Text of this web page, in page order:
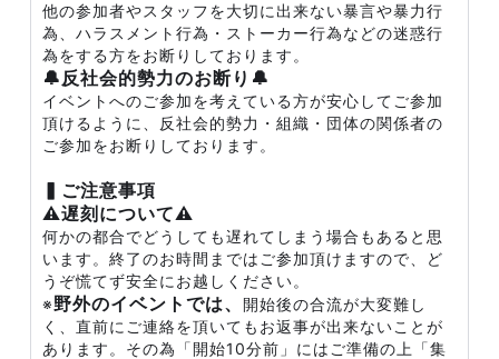
他の参加者やスタッフを大切に出来ない暴言や暴力行
為、ハラスメント行為・ストーカー行為などの迷惑行
為をする方をお断りしております。
🔔反社会的勢力のお断り🔔
イベントへのご参加を考えている方が安心してご参加
頂けるように、反社会的勢力・組織・団体の関係者の
ご参加をお断りしております。
▍ご注意事項
⚠️遅刻について⚠️
何かの都合でどうしても遅れてしまう場合もあると思
います。終了のお時間まではご参加頂けますので、ど
うぞ慌てず安全にお越しください。
※野外のイベントでは、 開始後の合流が大変難し
く、直前にご連絡を頂いてもお返事が出来ないことが
あります。その為「開始10分前」にはご準備の上「集